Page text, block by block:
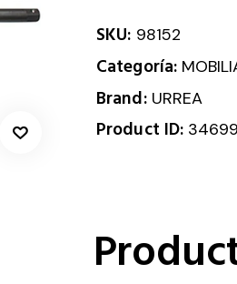
SKU: 98152
Categoría:
Brand: URREA
Product ID: 34699